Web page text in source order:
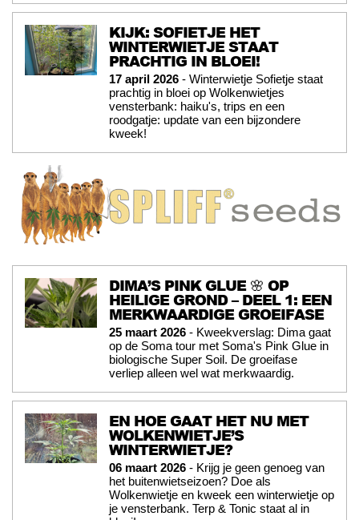
KIJK: SOFIETJE HET
WINTERWIETJE STAAT
PRACHTIG IN BLOEI!
17 april 2026 - Winterwietje Sofietje staat
prachtig in bloei op Wolkenwietjes
vensterbank: haiku's, trips en een
roodgatje: update van een bijzondere
kweek!
DIMA’S PINK GLUE 🌸 OP
HEILIGE GROND – DEEL 1: EEN
MERKWAARDIGE GROEIFASE
25 maart 2026 - Kweekverslag: Dima gaat
op de Soma tour met Soma's Pink Glue in
biologische Super Soil. De groeifase
verliep alleen wel wat merkwaardig.
EN HOE GAAT HET NU MET
WOLKENWIETJE’S
WINTERWIETJE?
06 maart 2026 - Krijg je geen genoeg van
het buitenwietseizoen? Doe als
Wolkenwietje en kweek een winterwietje op
je vensterbank. Terp & Tonic staat al in